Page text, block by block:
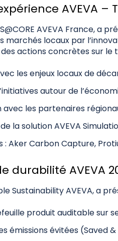
AVEVA –
AVEVA France, a
marchés locaux par
des actions concrètes sur le
les enjeux locaux de
autour de
les partenaires
la solution AVEVA
: Aker Carbon Capture,
durabilité AVEVA
Sustainability AVEVA, a
produit auditable sur
émissions évitées (Saved &